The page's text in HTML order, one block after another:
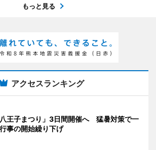
もっと見る
アクセスランキング
八王子まつり」3日間開催へ 猛暑対策で一
事の開始繰り下げ